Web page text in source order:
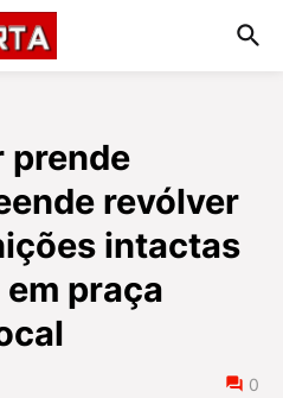
prende
revólver
intactas
praça
0